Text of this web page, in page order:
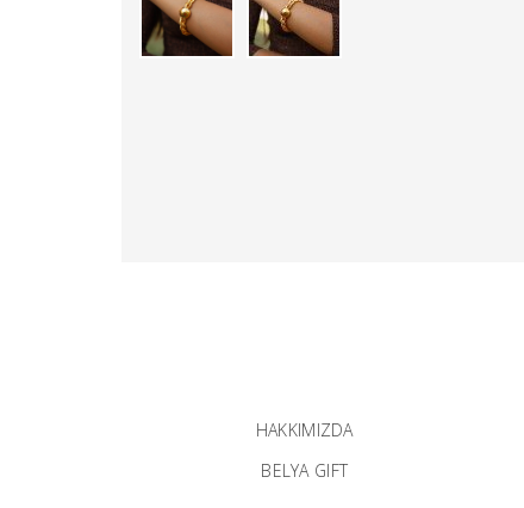
HAKKIMIZDA
BELYA GIFT